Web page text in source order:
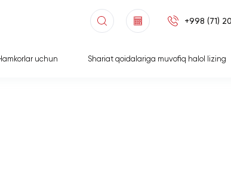
+998 (71)
uchun Shariat qoidalariga muvofiq halol lizing